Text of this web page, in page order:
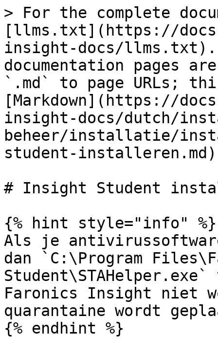
> For the complete
[llms.txt](https://
insight-docs/llms.txt).
documentation pages
`.md` to page URLs;
[Markdown](https://
insight-docs/dutch/
beheer/installatie/
student-
# Insight Student
{% hint style="info" %}
Als je
dan `C:\Program
Faronics Insight niet
quarantaine wordt
{% endhint %}